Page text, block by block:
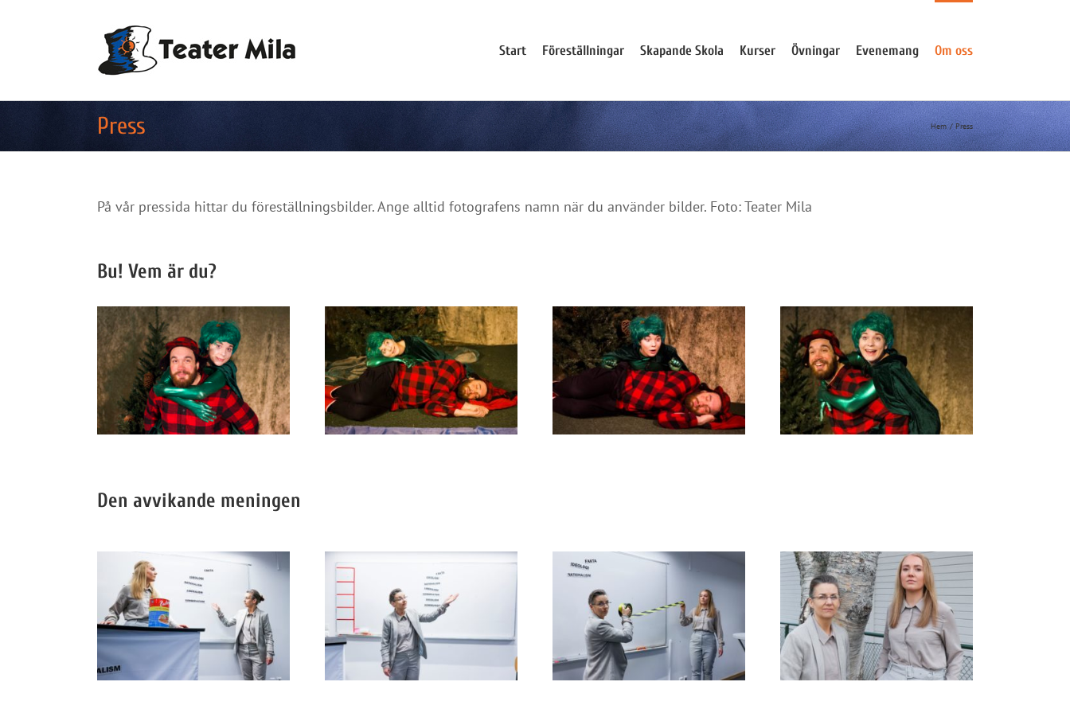
Start Föreställningar Skapande Skola Kurser Övningar Evenemang Om oss
Press Hem Press
På vår pressida hittar du föreställningsbilder. Ange alltid fotografens namn när du använder bilder. Foto: Teater Mila
Bu! Vem är du?
Den avvikande meningen